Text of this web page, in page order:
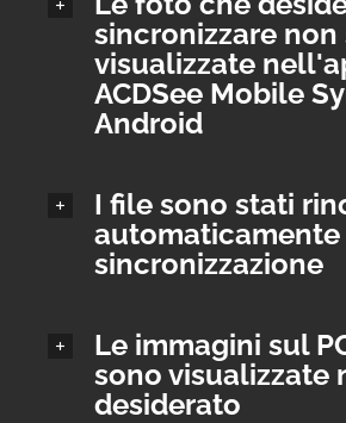
sincronizzare non
visualizzate
ACDSee Mobile
Android
I file sono stati
sincronizzazione
Le immagini sul
sono visualizzate
desiderato